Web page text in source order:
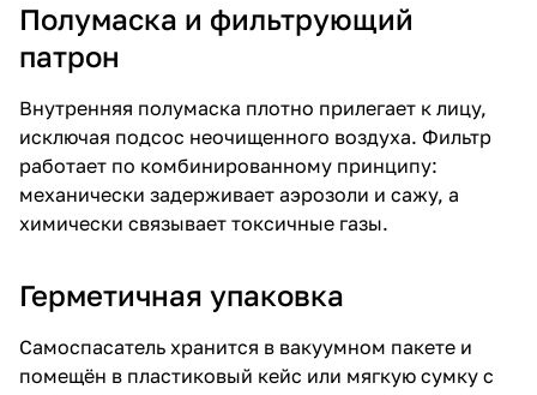
Полумаска и фильтрующий
патрон
Внутренняя полумаска плотно прилегает к лицу,
исключая подсос неочищенного воздуха. Фильтр
работает по комбинированному принципу:
механически задерживает аэрозоли и сажу, а
химически связывает токсичные газы.
Герметичная упаковка
Самоспасатель хранится в вакуумном пакете и
помещён в пластиковый кейс или мягкую сумку с